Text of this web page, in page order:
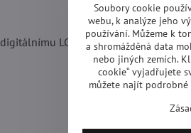
LCD televizoru.
Soubory cookie
webu, k analýze jeho
používání. Můžeme k
a shromážděná data
nebo jiných zemích.
cookie“ vyjadřujete
můžete najít